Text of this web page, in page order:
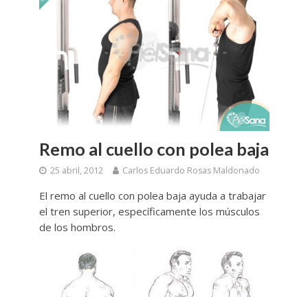
Remo al cuello con polea baja
25 abril, 2012 Carlos Eduardo Rosas Maldonado
El remo al cuello con polea baja ayuda a trabajar
el tren superior, específicamente los músculos
de los hombros.